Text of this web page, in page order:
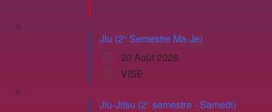
Jiu (2° Semestre Ma-Je)
20 Août 2026
VISE
Jiu-Jitsu (2° semestre - Samedi)